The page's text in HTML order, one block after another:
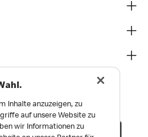
Inhalte anzuzeigen, zu
auf unsere Website zu
wir Informationen zu